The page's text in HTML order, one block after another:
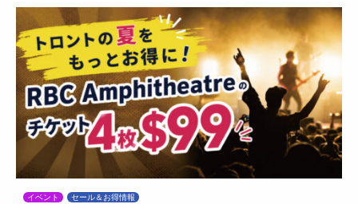
イベント セール＆お得情報